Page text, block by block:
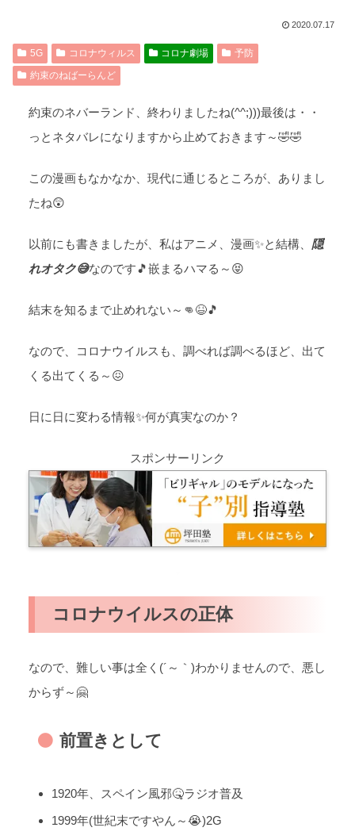
2020.07.17
5G コロナウィルス コロナ劇場
予防
約束のねばーらんど
約束のネバーランド、終わりましたね(^^;)))最後は・・
っとネタバレになりますから止めておきます～🤣🤣
この漫画もなかなか、現代に通じるところが、ありまし
たね😲
以前にも書きましたが、私はアニメ、漫画✨と結構、 隠
れオタク😅なのです🎵嵌まるハマる～😝
結末を知るまで止めれない～👊😆🎵
なので、コロナウイルスも、調べれば調べるほど、出て
くる出てくる～😖
日に日に変わる情報✨何が真実なのか？
スポンサーリンク
コロナウイルスの正体
なので、難しい事は全く(´～｀)わかりませんので、悪し
からず～🤗
前置きとして
1920年、スペイン風邪🤒ラジオ普及
1999年(世紀末ですやん～😭)2G